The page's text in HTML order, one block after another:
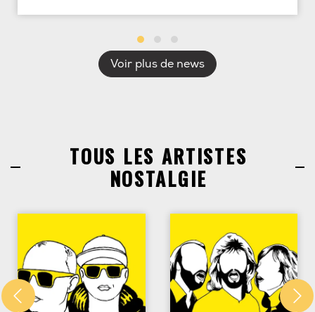
Voir plus de news
TOUS LES ARTISTES
NOSTALGIE